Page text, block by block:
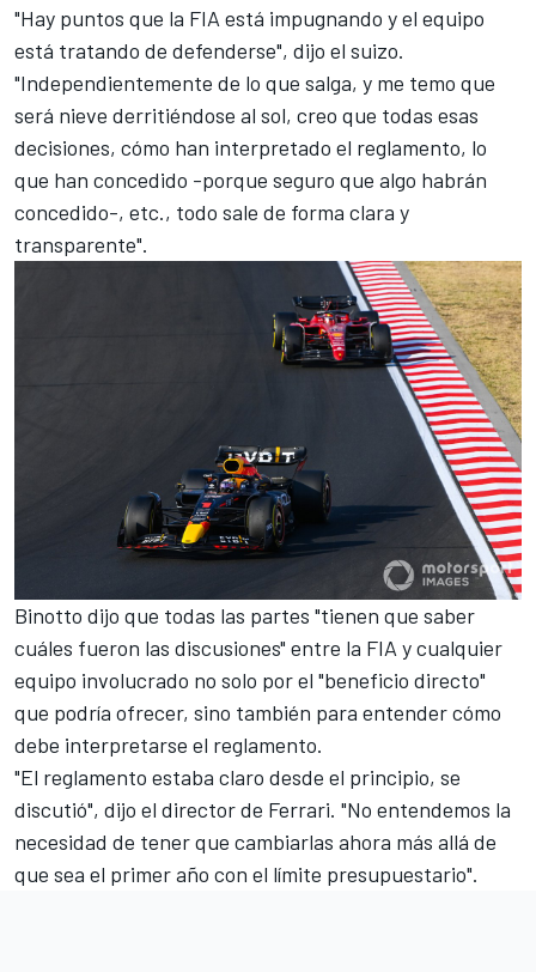
"Hay puntos que la FIA está impugnando y el equipo
está tratando de defenderse", dijo el suizo.
"Independientemente de lo que salga, y me temo que
será nieve derritiéndose al sol, creo que todas esas
decisiones, cómo han interpretado el reglamento, lo
que han concedido -porque seguro que algo habrán
concedido-, etc., todo sale de forma clara y
transparente".
Binotto dijo que todas las partes "tienen que saber
cuáles fueron las discusiones" entre la FIA y cualquier
equipo involucrado no solo por el "beneficio directo"
que podría ofrecer, sino también para entender cómo
debe interpretarse el reglamento.
"El reglamento estaba claro desde el principio, se
discutió", dijo el director de Ferrari. "No entendemos la
necesidad de tener que cambiarlas ahora más allá de
que sea el primer año con el límite presupuestario".